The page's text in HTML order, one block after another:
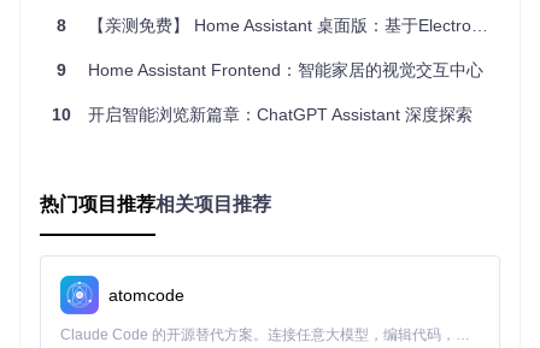
（Clojure构建工具）。
# 检查Leiningen是否安装
2.2 获取源码
git clone
cd
2.3 编译与启动
8 【亲测免费】 Home Assistant 桌面版：基于Electron的一站式桌面应用教程
9 Home Assistant Frontend：智能家居的视觉交互中心
10 开启智能浏览新篇章：ChatGPT Assistant 深度探索
热门项目推荐相关项目推荐
atomcode
Claude Code 的开源替代方案。连接任意大模型，编辑代码，运行命令，自动验证 — 全自动执行。用 Rust 构建，极致性能。 ｜ An open-source alternative to Claude Code. Connect any LLM, edit code, run commands, and verify changes — autonomously. Built in Rust for speed. Get Started